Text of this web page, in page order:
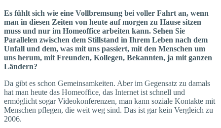
Es fühlt sich wie eine Vollbremsung bei voller Fahrt an, wenn
man in diesen Zeiten von heute auf morgen zu Hause sitzen
muss und nur im Homeoffice arbeiten kann. Sehen Sie
Parallelen zwischen dem Stillstand in Ihrem Leben nach dem
Unfall und dem, was mit uns passiert, mit den Menschen um
uns herum, mit Freunden, Kollegen, Bekannten, ja mit ganzen
Ländern?
Da gibt es schon Gemeinsamkeiten. Aber im Gegensatz zu damals
hat man heute das Homeoffice, das Internet ist schnell und
ermöglicht sogar Videokonferenzen, man kann soziale Kontakte mit
Menschen pflegen, die weit weg sind. Das ist gar kein Vergleich zu
2006.